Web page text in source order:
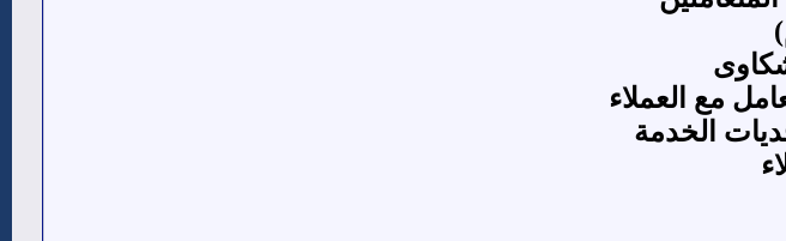
مع العملاء
الخدمة